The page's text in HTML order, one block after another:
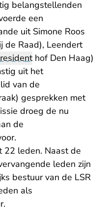
belangstellenden
een
uit Simone Roos
de Raad), Leendert
hof Den Haag)
uit het
van de
gesprekken met
droeg de nu
de
22 leden. Naast de
leden zijn
bestuur van de LSR
als